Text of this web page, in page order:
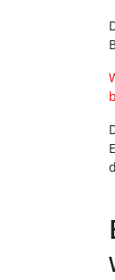
e
r